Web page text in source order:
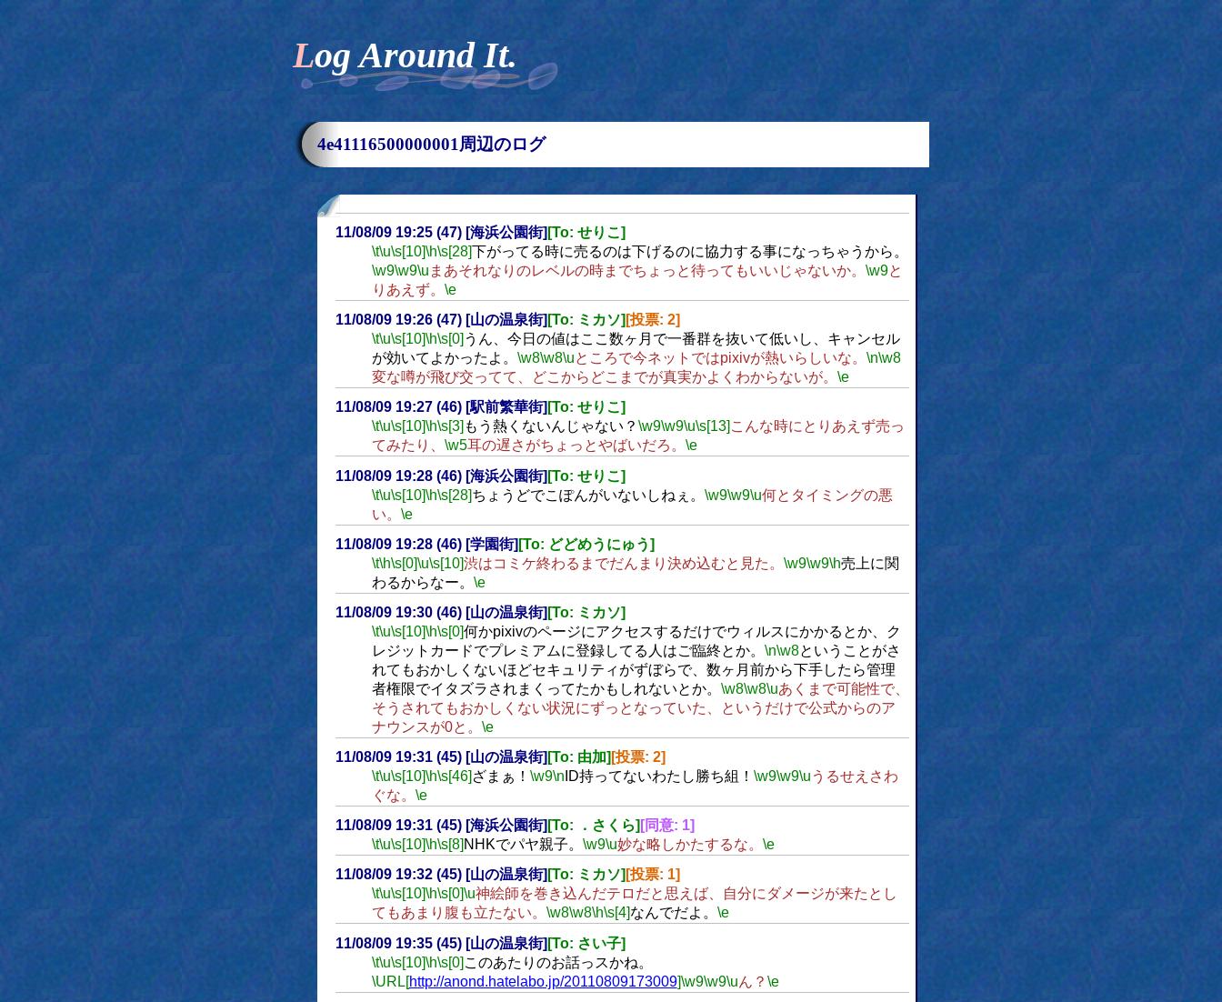
Log Around It.
4e41116500000001周辺のログ
11/08/09 19:25 (47) [海浜公園街] [To: せりこ]
\t\u\s[10]\h\s[28]下がってる時に売るのは下げるのに協力する事になっちゃうから。
\w9\w9\u まあそれなりのレベルの時までちょっと待ってもいいじゃないか。 \w9と
りあえず。 \e
11/08/09 19:26 (47) [山の温泉街] [To: ミカソ] [投票: 2]
\t\u\s[10]\h\s[0] うん、今日の値はここ数ヶ月で一番群を抜いて低いし、キャンセル
が効いてよかったよ。 \w8\w8\uところで今ネットではpixivが熱いらしいな。 \n\w8
変な噂が飛び交ってて、どこからどこまでが真実かよくわからないが。 \e
11/08/09 19:27 (46) [駅前繁華街] [To: せりこ]
\t\u\s[10]\h\s[3] もう熱くないんじゃない？ \w9\w9\u\s[13] こんな時にとりあえず売っ
てみたり、 \w5耳の遅さがちょっとやばいだろ。 \e
11/08/09 19:28 (46) [海浜公園街] [To: せりこ]
\t\u\s[10]\h\s[28]ちょうどでこぽんがいないしねぇ。 \w9\w9\u何とタイミングの悪
い。 \e
11/08/09 19:28 (46) [学園街] [To: どどめうにゅう]
\t\h\s[0]\u\s[10]渋はコミケ終わるまでだんまり決め込むと見た。 \w9\w9\h売上に関
わるからなー。 \e
11/08/09 19:30 (46) [山の温泉街] [To: ミカソ]
\t\u\s[10]\h\s[0]何かpixivのページにアクセスするだけでウィルスにかかるとか、ク
レジットカードでプレミアムに登録してる人はご臨終とか。 \n\w8ということがさ
れてもおかしくないほどセキュリティがずぼらで、数ヶ月前から下手したら管理
者権限でイタズラされまくってたかもしれないとか。 \w8\w8\uあくまで可能性で、
そうされてもおかしくない状況にずっとなっていた、というだけで公式からのア
ナウンスが0と。 \e
11/08/09 19:31 (45) [山の温泉街] [To: 由加] [投票: 2]
\t\u\s[10]\h\s[46] ざまぁ！ \w9\n ID持ってないわたし勝ち組！ \w9\w9\u うるせえさわ
ぐな。 \e
11/08/09 19:31 (45) [海浜公園街] [To: ．さくら] [同意: 1]
\t\u\s[10]\h\s[8] NHKでパヤ親子。 \w9\u妙な略しかたするな。 \e
11/08/09 19:32 (45) [山の温泉街] [To: ミカソ] [投票: 1]
\t\u\s[10] \h\s[0] \u神絵師を巻き込んだテロだと思えば、自分にダメージが来たとし
てもあまり腹も立たない。 \w8\w8\h\s[4] なんでだよ。 \e
11/08/09 19:35 (45) [山の温泉街] [To: さい子]
\t\u\s[10]\h\s[0] このあたりのお話っスかね。
\URL[http://anond.hatelabo.jp/20110809173009]\w9\w9\uん？ \e